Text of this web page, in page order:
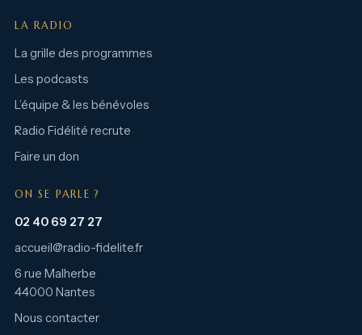
LA RADIO
La grille des programmes
Les podcasts
L’équipe & les bénévoles
Radio Fidélité recrute
Faire un don
ON SE PARLE ?
02 40 69 27 27
accueil@radio-fidelite.fr
6 rue Malherbe
44000 Nantes
Nous contacter